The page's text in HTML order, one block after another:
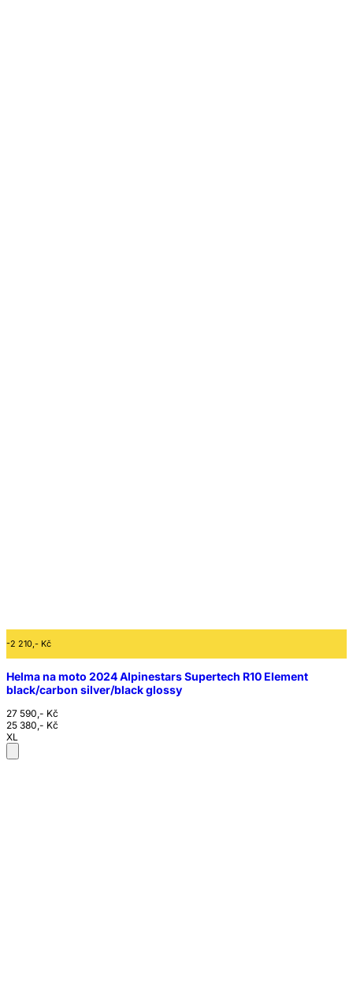
-2 210,- Kč
Helma na moto 2024 Alpinestars Supertech R10 Element
black/carbon silver/black glossy
27 590,- Kč
25 380,- Kč
XL